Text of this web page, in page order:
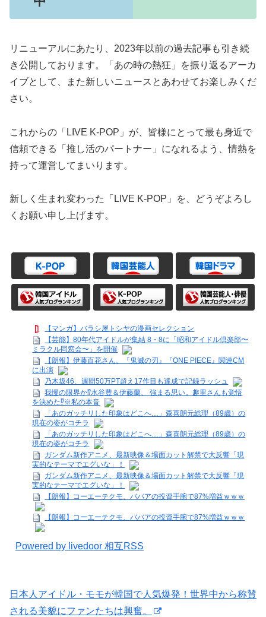
リニューアルにあたり、2023年以前の過去記事も引き続
き公開しております。「あの時の熱狂」を振り返るアーカ
イブとして、また新しいニュースとあわせてお楽しみくだ
さい。
これからの「LIVE K-POP」が、皆様にとって最も身近で
信頼できる「推し活のパートナー」になれるよう、情熱を
持って運営してまいります。
新しく生まれ変わった「LIVE K-POP」を、どうぞよろし
くお願い申し上げます。
【マンガ】バラシ屋トシヤの漫画セレクション
【芸能】80年代アイドルが集結 8・8に「昭和アイドル倶楽部〜
ミラクル同窓会〜」を開催
【朗報】伊藤百花さん、『鬼滅の刃』『ONE PIECE』関連CM
に出演
乃木坂46、週間50万PT超え17作目も達成で記録ラッシュ
我慢の限界か⁉水谷豊＆伊藤蘭、 強まる思い。趣里さんも覚悟
を決めた⁉※私の本音
「あのガッチリした印象はどこへ…」森喜朗元総理（89歳）の
現在の姿がコチラ
「あのガッチリした印象はどこへ…」森喜朗元総理（89歳）の
現在の姿がコチラ
ガンダム新作アニメ、最新映像＆場面カット解禁で大反響「現
実的なテーマでエグいな」！
ガンダム新作アニメ、最新映像＆場面カット解禁で大反響「現
実的なテーマでエグいな」！
【朗報】コーエーテクモ、ババアの投資手腕で87%増益ｗｗｗ
【朗報】コーエーテクモ、ババアの投資手腕で87%増益ｗｗｗ
Powered by livedoor 相互RSS
日本人アイドル・モモが韓国で人気爆発！世界中から称賛
される美貌にファンたちは興奮。